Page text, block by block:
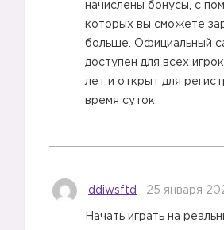
начислены бонусы, с
которых вы сможете
больше. Официальный
доступен для всех
лет и открыт для
время суток.
ddiwsftd 25 января
Начать играть на